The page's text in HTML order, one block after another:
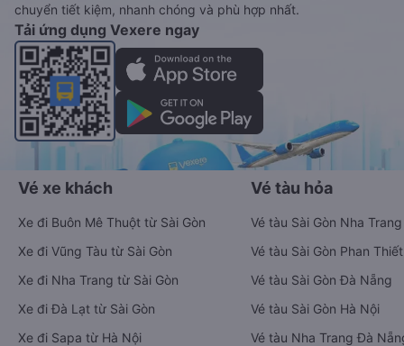
chuyển tiết kiệm, nhanh chóng và phù hợp nhất.
Tải ứng dụng Vexere ngay
Vé xe khách
Xe đi Buôn Mê Thuột từ Sài Gòn
Xe đi Vũng Tàu từ Sài Gòn
Xe đi Nha Trang từ Sài Gòn
Xe đi Đà Lạt từ Sài Gòn
Xe đi Sapa từ Hà Nội
Vé tàu hỏa
Vé tàu Sài Gòn Nha Trang
Vé tàu Sài Gòn Phan Thiết
Vé tàu Sài Gòn Đà Nẵng
Vé tàu Sài Gòn Hà Nội
Vé tàu Nha Trang Đà